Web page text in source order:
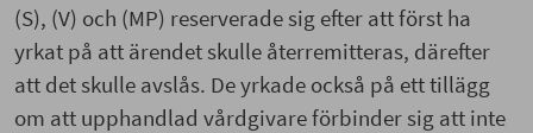
(S), (V) och (MP) reserverade sig efter att först ha
yrkat på att ärendet skulle återremitteras, därefter
att det skulle avslås. De yrkade också på ett tillägg
om att upphandlad vårdgivare förbinder sig att inte